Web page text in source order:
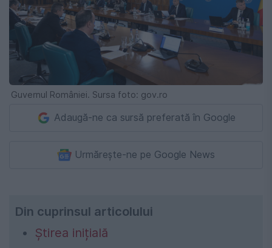
Guvernul României. Sursa foto: gov.ro
Adaugă-ne ca sursă preferată în Google
Urmărește-ne pe Google News
Din cuprinsul articolului
Știrea inițială